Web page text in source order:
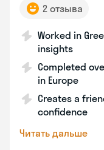
2 отзыва
Worked in
insights
Completed
in Europe
Creates a
confidence
Читать дальше